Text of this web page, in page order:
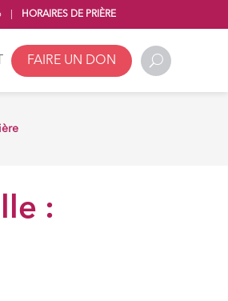
HORAIRES DE PRIÈRE
FAIRE UN DON
: